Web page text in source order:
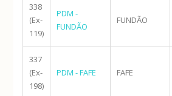
338
(Ex-
119)
PDM -
FUNDÃO
FUNDÃO
337
(Ex-
198)
PDM - FAFE FAFE